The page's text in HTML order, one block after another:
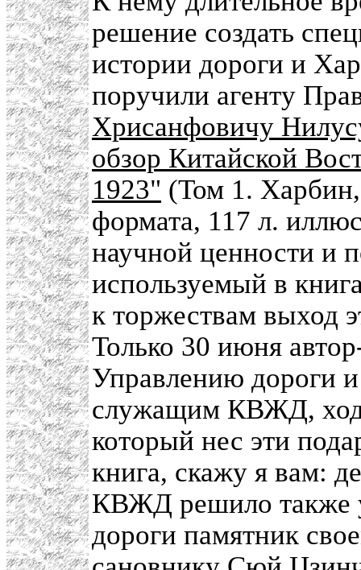
решение создать
истории дороги и
поручили агенту
Хрисанфовичу
обзор Китайской
1923" (Том 1.
формата, 117 л.
научной ценности и
используемый в
к торжествам выход
Только 30 июня
Управлению дороги
служащим КВЖД,
который нес эти
книга, скажу я вам:
КВЖД решило также
дороги памятник